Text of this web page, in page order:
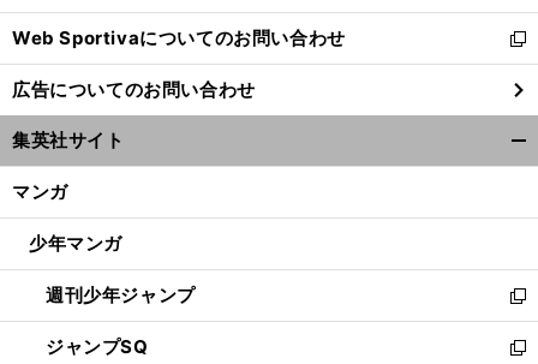
開
く
Web Sportivaについてのお問い合わせ
新
し
い
ウ
ィ
ン
ウ
開
く
広告についてのお問い合わせ
集英社サイト
マンガ
少年マンガ
週刊少年ジャンプ
新
し
い
ジャンプSQ
新